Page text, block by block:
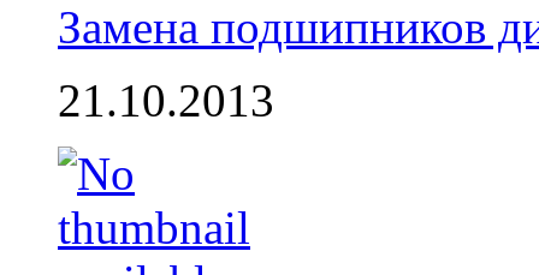
Замена подшипников
21.10.2013